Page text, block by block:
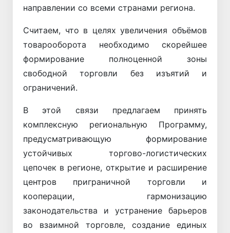
направлении со всеми странами региона.
Считаем, что в целях увеличения объёмов
товарооборота необходимо скорейшее
формирование полноценной зоны
свободной торговли без изъятий и
ограничений.
В этой связи предлагаем принять
комплексную региональную Программу,
предусматривающую формирование
устойчивых торгово-логистических
цепочек в регионе, открытие и расширение
центров приграничной торговли и
кооперации, гармонизацию
законодательства и устранение барьеров
во взаимной торговле, создание единых